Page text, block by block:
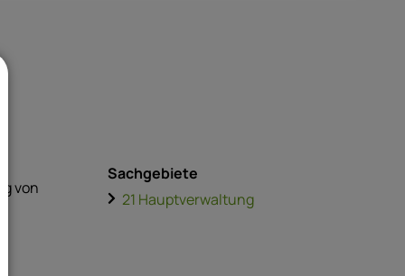
von
Sachgebiete
21 Hauptverwaltung